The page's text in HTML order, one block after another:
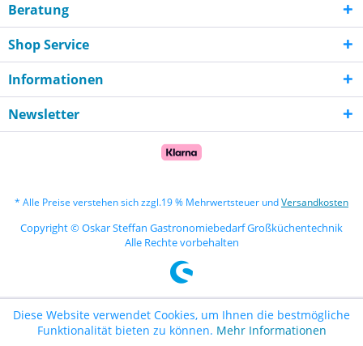
Beratung
Shop Service
Informationen
Newsletter
* Alle Preise verstehen sich zzgl.19 % Mehrwertsteuer undVersandkosten
Copyright © Oskar Steffan Gastronomiebedarf Großküchentechnik
Alle Rechte vorbehalten
Diese Website verwendet Cookies, um Ihnen die bestmögliche
Funktionalität bieten zu können. Mehr Informationen